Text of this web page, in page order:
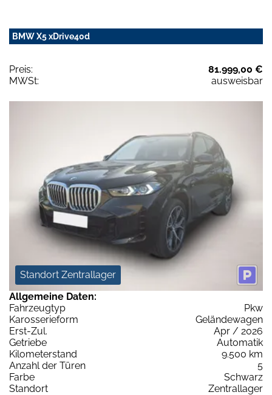
BMW X5 xDrive40d
Preis:
81.999,00 €
MWSt:
ausweisbar
Standort Zentrallager
Allgemeine Daten:
Fahrzeugtyp
Pkw
Karosserieform
Geländewagen
Erst-Zul.
Apr / 2026
Getriebe
Automatik
Kilometerstand
9.500 km
Anzahl der Türen
5
Farbe
Schwarz
Standort
Zentrallager